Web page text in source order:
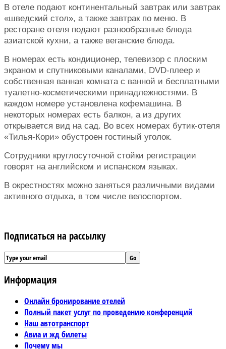
В отеле подают континентальный завтрак или завтрак
«шведский стол», а также завтрак по меню. В
ресторане отеля подают разнообразные блюда
азиатской кухни, а также веганские блюда.
В номерах есть кондиционер, телевизор с плоским
экраном и спутниковыми каналами, DVD-плеер и
собственная ванная комната с ванной и бесплатными
туалетно-косметическими принадлежностями. В
каждом номере установлена кофемашина. В
некоторых номерах есть балкон, а из других
открывается вид на сад. Во всех номерах бутик-отеля
«Тилья-Кори» обустроен гостиный уголок.
Сотрудники круглосуточной стойки регистрации
говорят на английском и испанском языках.
В окрестностях можно заняться различными видами
активного отдыха, в том числе велоспортом.
Подписаться на рассылку
Информация
Онлайн бронирование отелей
Полный пакет услуг по проведению конференций
Наш автотранспорт
Авиа и жд билеты
Почему мы